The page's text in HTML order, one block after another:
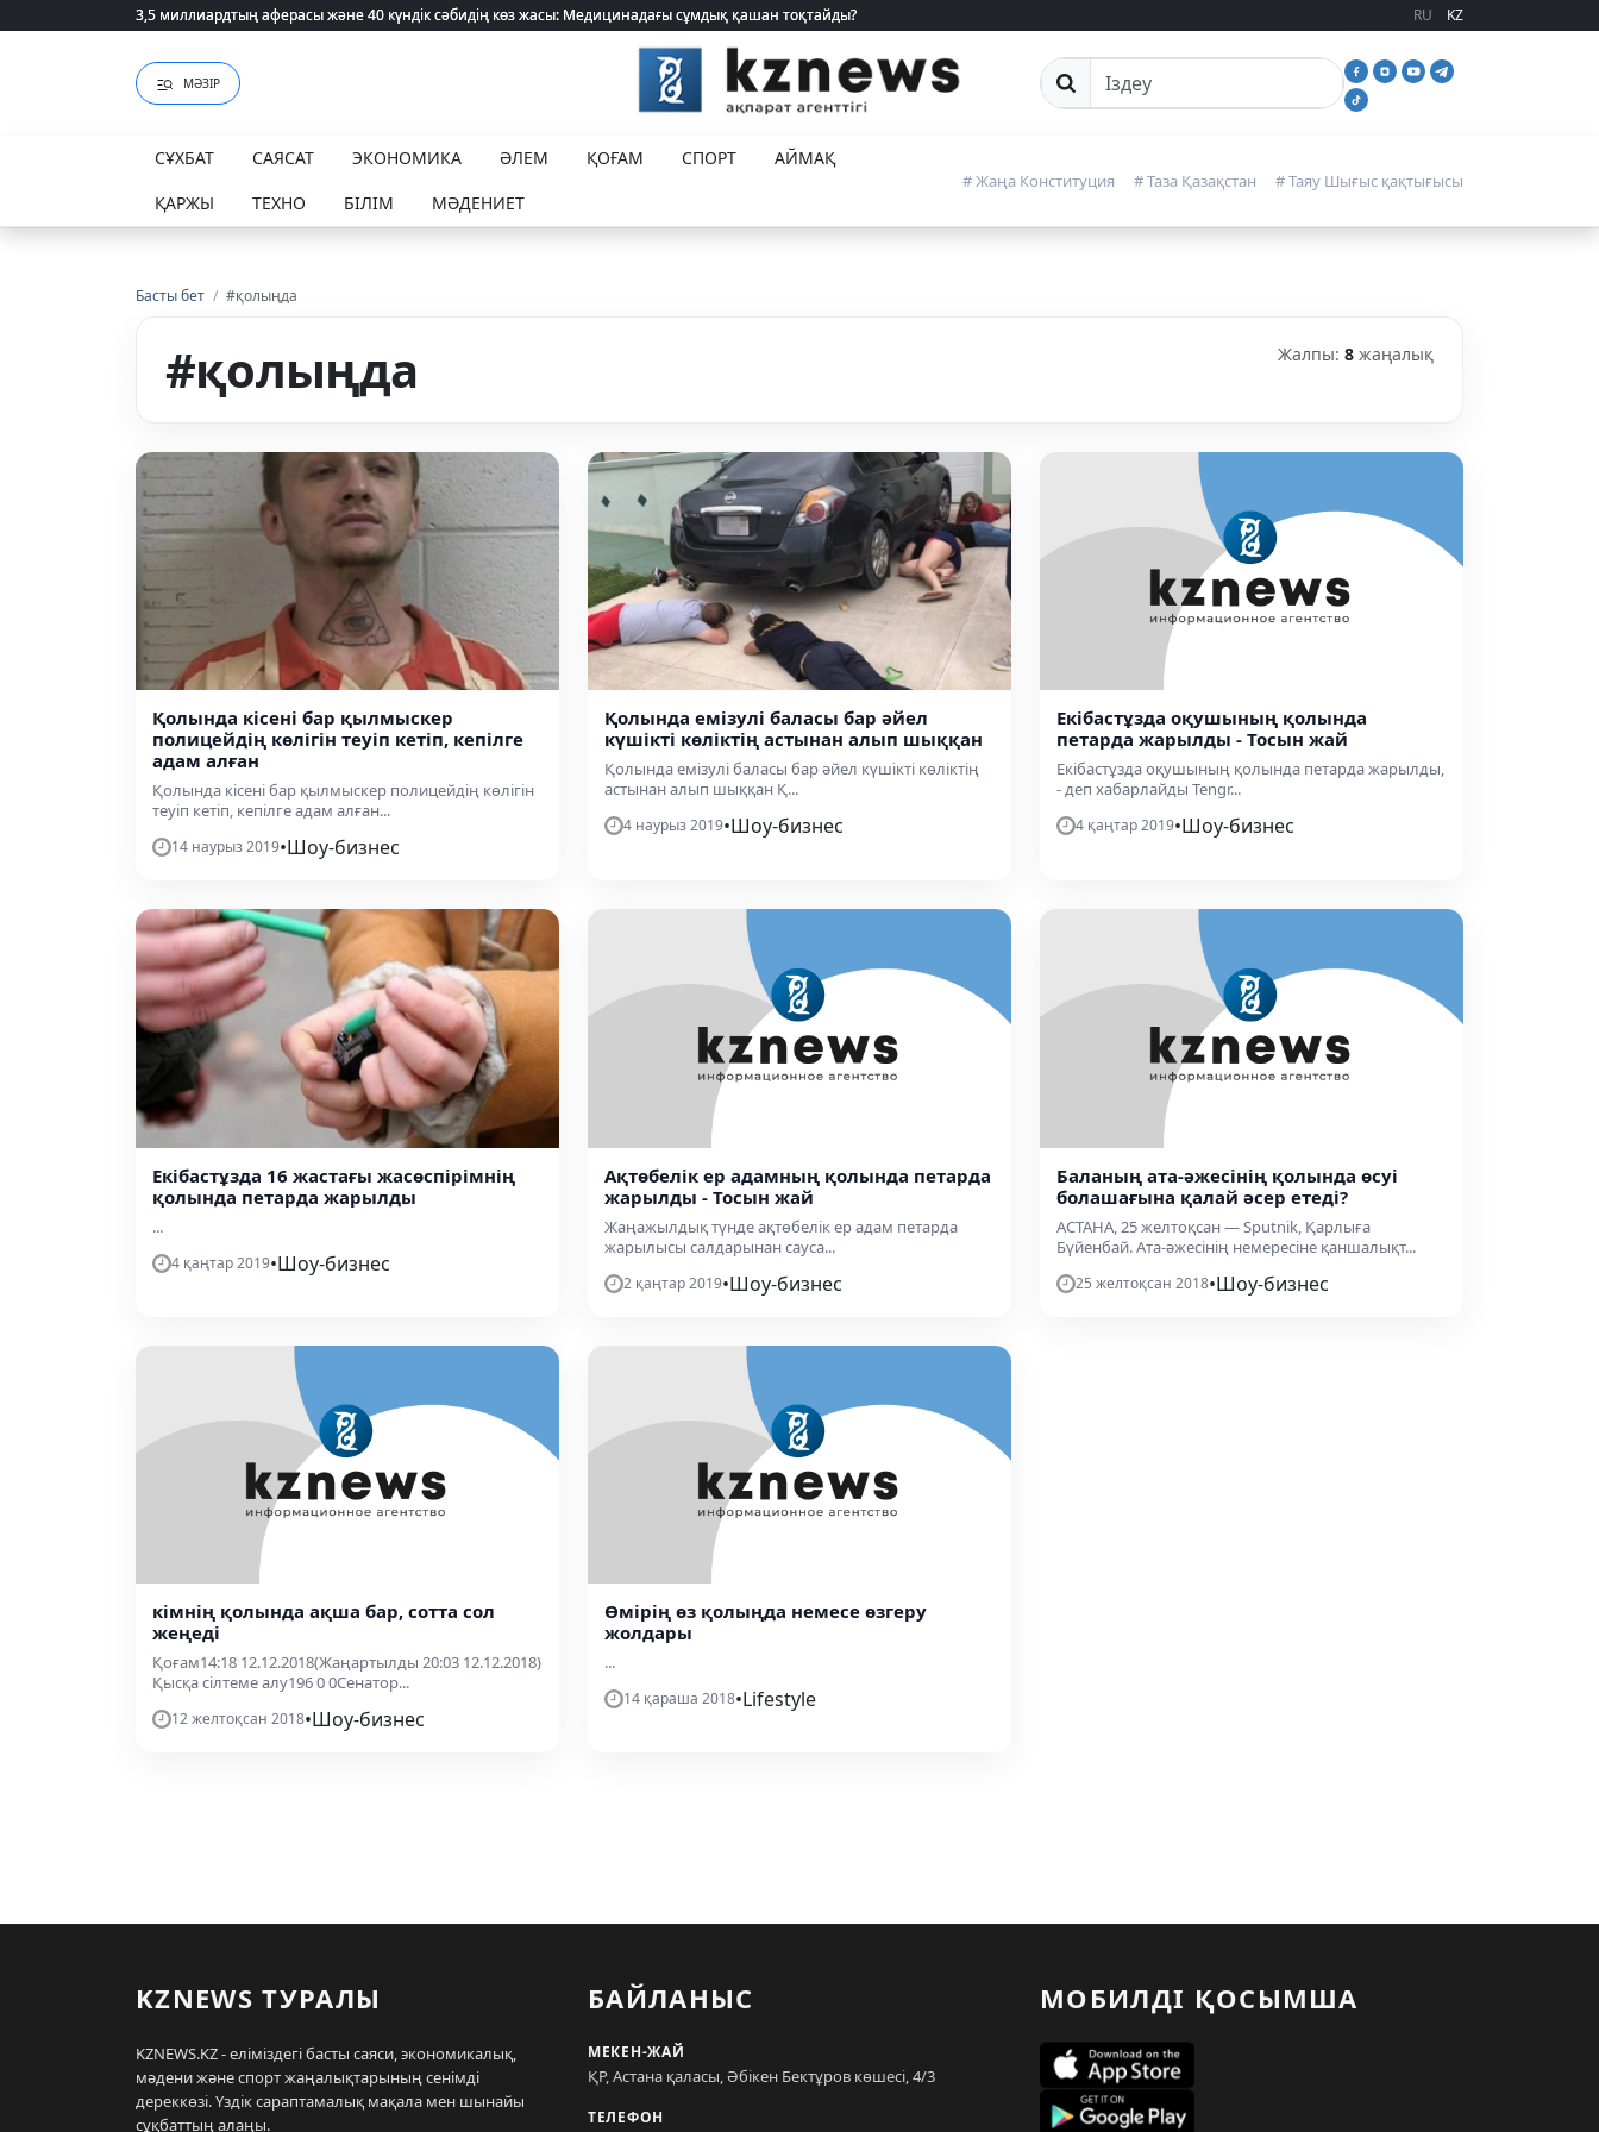
3,5 миллиардтың аферасы және 40 күндік сәбидің көз жасы: Медицинадағы сұмдық қашан тоқтайды?
3,5 миллиардтың аферасы және 40 күндік сәбидің көз жасы: Медицинадағы сұмдық қашан тоқтайды? RU KZ
МӘЗІР Сайттан іздеу
СҰХБАТ САЯСАТ ЭКОНОМИКА ӘЛЕМ ҚОҒАМ СПОРТ
АЙМАҚ
ҚАРЖЫ
ТЕХНО БІЛІМ МӘДЕНИЕТ
# Жаңа Конституция # Таза Қазақстан # Таяу Шығыс қақтығысы
Басты бет / #қолыңда
#қолыңда Жалпы: 8 жаңалық
​Қолында кісені бар қылмыскер
полицейдің көлігін теуіп кетіп, кепілге
адам алған
​Қолында кісені бар қылмыскер полицейдің көлігін
теуіп кетіп, кепілге адам алған...
14 наурыз 2019•Шоу-бизнес
​Қолында емізулі баласы бар әйел
күшікті көліктің астынан алып шыққан
​Қолында емізулі баласы бар әйел күшікті көліктің
астынан алып шыққан Қ...
4 наурыз 2019•Шоу-бизнес
Екібастұзда оқушының қолында
петарда жарылды - Тосын жай
Екібастұзда оқушының қолында петарда жарылды,
- деп хабарлайды Tengr...
4 қаңтар 2019•Шоу-бизнес
Екібастұзда 16 жастағы жасөспірімнің
қолында петарда жарылды
...
4 қаңтар 2019•Шоу-бизнес
Ақтөбелік ер адамның қолында петарда
жарылды - Тосын жай
Жаңажылдық түнде ақтөбелік ер адам петарда
жарылысы салдарынан сауса...
2 қаңтар 2019•Шоу-бизнес
Баланың ата-әжесінің қолында өсуі
болашағына қалай әсер етеді?
АСТАНА, 25 желтоқсан — Sputnik, Қарлыға
Бүйенбай. Ата-әжесінің немересіне қаншалықт...
25 желтоқсан 2018•Шоу-бизнес
кімнің қолында ақша бар, сотта сол
жеңеді
Қоғам14:18 12.12.2018(Жаңартылды 20:03 12.12.2018)
Қысқа сілтеме алу196 0 0Сенатор...
12 желтоқсан 2018•Шоу-бизнес
Өмірің өз қолыңда немесе өзгеру
жолдары
...
14 қараша 2018•Lifestyle
KZNEWS ТУРАЛЫ
KZNEWS.KZ - еліміздегі басты саяси, экономикалық,
мәдени және спорт жаңалықтарының сенімді
дереккөзі. Үздік сараптамалық мақала мен шынайы
сұқбаттың алаңы.
БАЙЛАНЫС
МЕКЕН-ЖАЙ
ҚР, Астана қаласы, Әбікен Бектұров көшесі, 4/3
ТЕЛЕФОН
МОБИЛДІ ҚОСЫМША